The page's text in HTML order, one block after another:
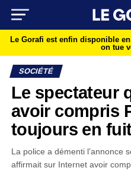
Le Gorafi est enfin disponible
on tue
SOCIÉTÉ
Le spectateur
avoir compris
toujours en
La police a démenti l’annonce
affirmait sur Internet avoir